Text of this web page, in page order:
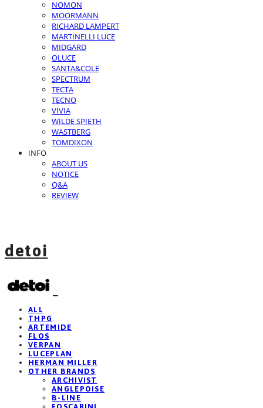
NOMON
MOORMANN
RICHARD LAMPERT
MARTINELLI LUCE
MIDGARD
OLUCE
SANTA&COLE
SPECTRUM
TECTA
TECNO
VIVIA
WILDE SPIETH
WASTBERG
TOMDIXON
INFO
ABOUT US
NOTICE
Q&A
REVIEW
detoi
ALL
THPG
ARTEMIDE
FLOS
VERPAN
LUCEPLAN
HERMAN MILLER
OTHER BRANDS
ARCHIVIST
ANGLEPOISE
B-LINE